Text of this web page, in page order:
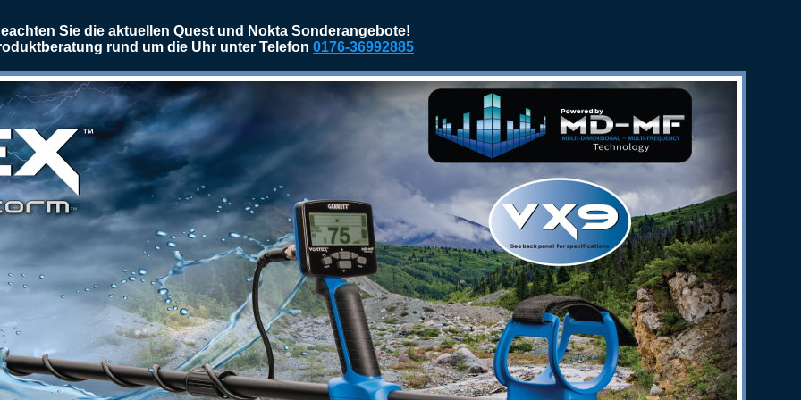
Sie die aktuellen Quest und Nokta Sonderangebote!
rund um die Uhr unter Telefon 0176-36992885